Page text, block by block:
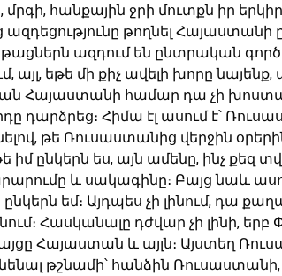
հանքային ջրի մուտքն իր
ազդեցությունը թողնել
ազդում են ընտրական
այլ, եթե մի քիչ ավելի խորը
բան Հայաստանի համար դա չի
դարձրեց։ Հիմա էլ ասում է՝
թե Ռուսաստանից վերջին
իմ ընկերն ես, այն ամենը, ինչ
և սակագինը։ Բայց նաև ասում
ընկերն եմ։ Այդպես չի լինում, դա
Հասկանալը դժվար չի լինի,
Հայաստան և այլն։ Այստեղ
թշնամի՝ հանձին